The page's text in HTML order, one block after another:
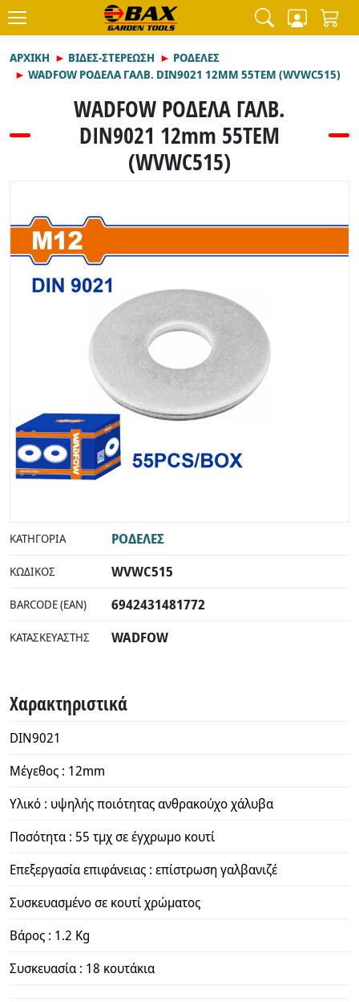
ΑΡΧΙΚΉ ΒΙΔΕΣ-ΣΤΕΡΕΩΣΗ
ΡΟΔΕΛΕΣ
WADFOW ΡΟΔΕΛΑ ΓΑΛΒ. DIN9021 12MM 55TEM (WVWC515)
WADFOW ΡΟΔΕΛΑ ΓΑΛΒ.
DIN9021 12mm 55TEM
(WVWC515)
ΚΑΤΗΓΟΡΊΑ ΡΟΔΕΛΕΣ
ΚΩΔΙΚΌΣ WVWC515
BARCODE (EAN) 6942431481772
ΚΑΤΑΣΚΕΥΑΣΤΉΣ WADFOW
Χαρακτηριστικά
DIN9021
Μέγεθος : 12mm
Υλικό : υψηλής ποιότητας ανθρακούχο χάλυβα
Ποσότητα : 55 τμχ σε έγχρωμο κουτί
Επεξεργασία επιφάνειας : επίστρωση γαλβανιζέ
Συσκευασμένο σε κουτί χρώματος
Βάρος : 1.2 Kg
Συσκευασία : 18 κουτάκια